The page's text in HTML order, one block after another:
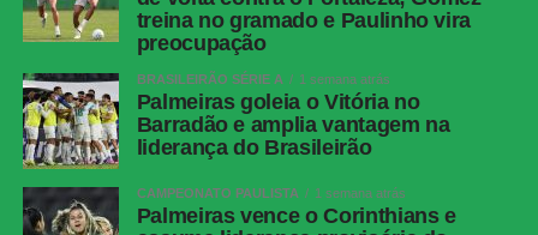
treina no gramado e Paulinho vira
preocupação
BRASILEIRÃO SÉRIE A 1 semana atrás
Palmeiras goleia o Vitória no
Barradão e amplia vantagem na
liderança do Brasileirão
CAMPEONATO PAULISTA 1 semana atrás
Palmeiras vence o Corinthians e